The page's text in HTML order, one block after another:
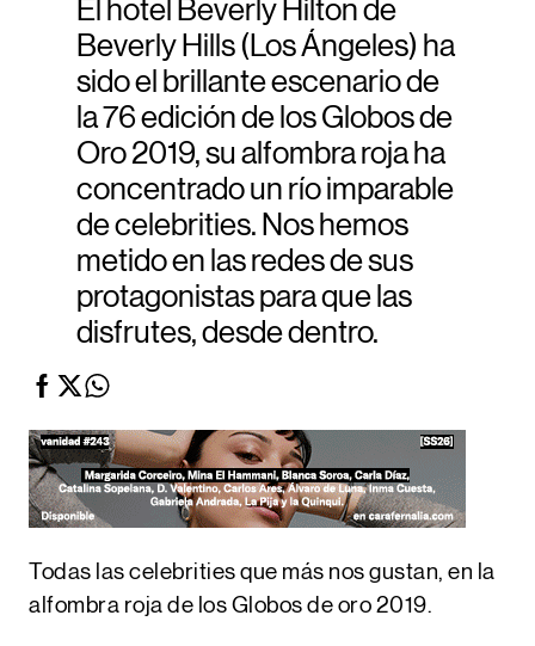
El hotel Beverly Hilton de
Beverly Hills (Los Ángeles) ha
sido el brillante escenario de
la 76 edición de los Globos de
Oro 2019, su alfombra roja ha
concentrado un río imparable
de celebrities. Nos hemos
metido en las redes de sus
protagonistas para que las
disfrutes, desde dentro.
Todas las celebrities que más nos gustan, en la
alfombra roja de los Globos de oro 2019.